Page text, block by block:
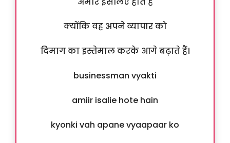
क्योंकि वह अपने व्यापार को
दिमाग का इस्तेमाल करके आगे बढ़ाते हैं।
businessman vyakti
amiir isalie hote hain
kyonki vah apane vyaapaar ko